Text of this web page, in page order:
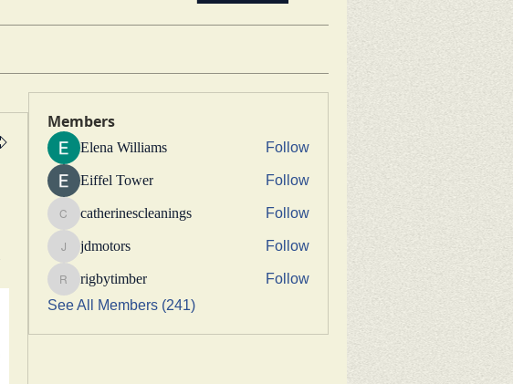
Members
Elena Williams Follow
Eiffel Tower Follow
catherinescleanings
catherinescleanings Follow
jdmotors
jdmotors Follow
rigbytimber
rigbytimber
Follow
See All Members (241)